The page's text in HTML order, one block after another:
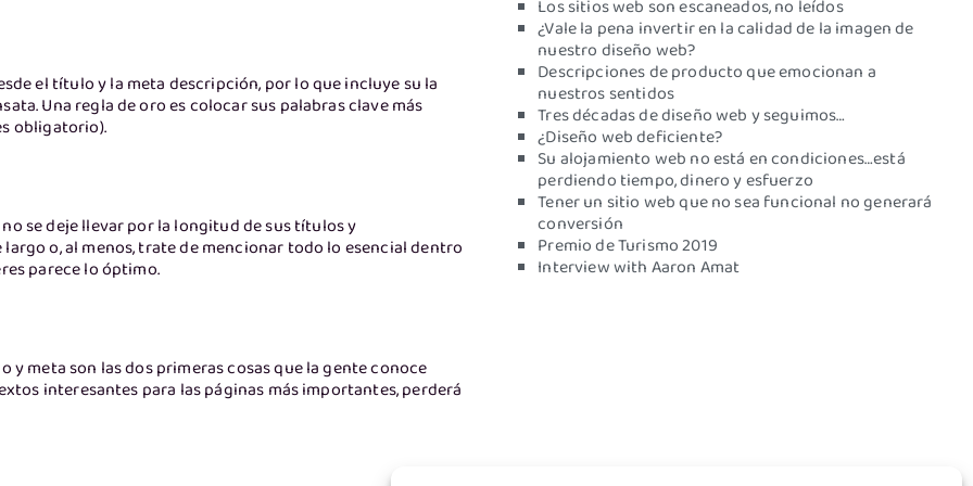
el título y la meta descripción, por lo que incluye su la
Una regla de oro es colocar sus palabras clave más
obligatorio).
se deje llevar por la longitud de sus títulos y
o, al menos, trate de mencionar todo lo esencial dentro
parece lo óptimo.
meta son las dos primeras cosas que la gente conoce
interesantes para las páginas más importantes, perderá
Los sitios web son escaneados, no leídos
¿Vale la pena invertir en la calidad de la imagen de
nuestro diseño web?
Descripciones de producto que emocionan a
nuestros sentidos
Tres décadas de diseño web y seguimos…
¿Diseño web deficiente?
Su alojamiento web no está en condiciones…está
perdiendo tiempo, dinero y esfuerzo
Tener un sitio web que no sea funcional no generará
conversión
Premio de Turismo 2019
Interview with Aaron Amat